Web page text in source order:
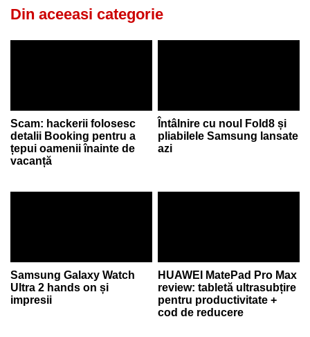
Din aceeasi categorie
Scam: hackerii folosesc
detalii Booking pentru a
țepui oamenii înainte de
vacanță
Întâlnire cu noul Fold8 și
pliabilele Samsung lansate
azi
Samsung Galaxy Watch
Ultra 2 hands on și
impresii
HUAWEI MatePad Pro Max
review: tabletă ultrasubțire
pentru productivitate +
cod de reducere